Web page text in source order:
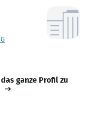
ganze Profil zu